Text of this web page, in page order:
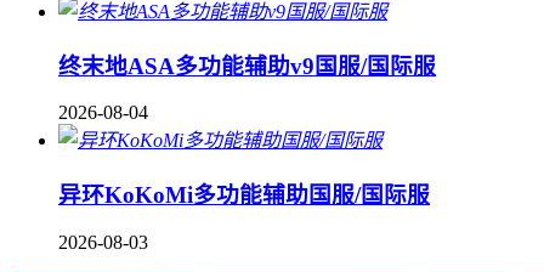
终末地ASA多功能辅助v9国服/国际服
2026-08-04
异环KoKoMi多功能辅助国服/国际服
2026-08-03